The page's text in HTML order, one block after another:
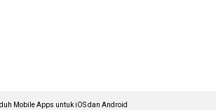
Mobile Apps untuk iOS dan Android